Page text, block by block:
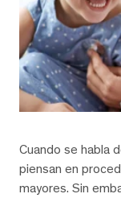
Cuando se habla
piensan en
mayores. Sin